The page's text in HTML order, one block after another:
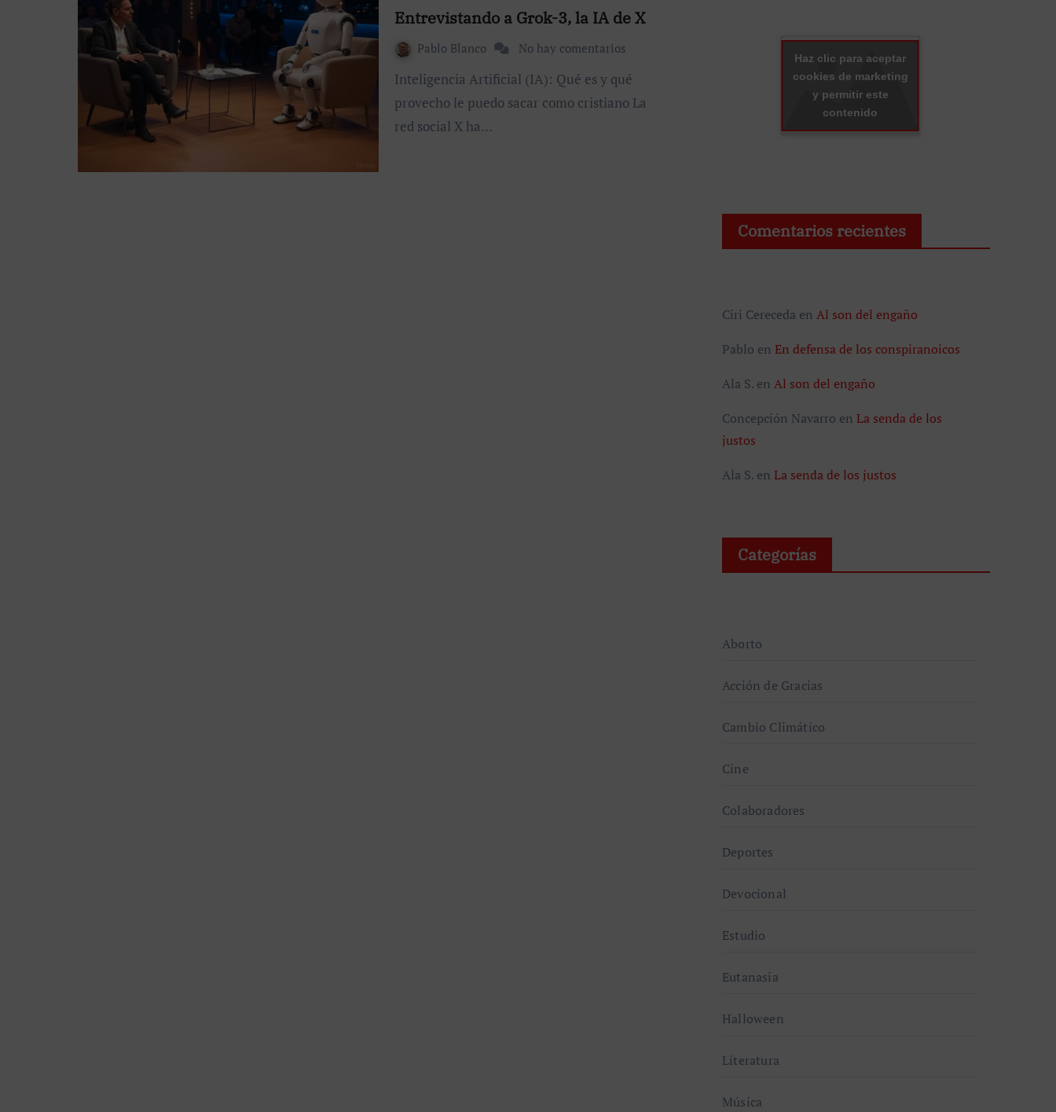
Entrevistando a Grok-3, la IA de X
Pablo Blanco No hay comentarios
Inteligencia Artificial (IA): Qué es y qué
provecho le puedo sacar como cristiano La
red social X ha…
Haz clic para aceptar
cookies de marketing
y permitir este
contenido
Comentarios recientes
Ciri Cereceda en Al son del engaño
Pablo en En defensa de los conspiranoicos
Ala S. en Al son del engaño
Concepción Navarro en La senda de los
justos
Ala S. en La senda de los justos
Categorías
Aborto
Acción de Gracias
Cambio Climático
Cine
Colaboradores
Deportes
Devocional
Estudio
Eutanasia
Halloween
Literatura
Música